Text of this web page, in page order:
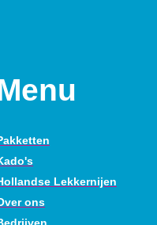
Lekkernijen
ons